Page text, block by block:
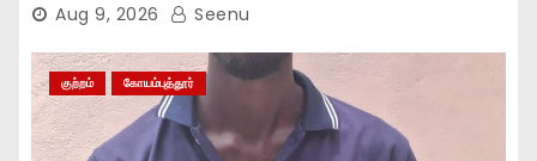
Aug 9, 2026 Seenu
குற்றம் கோயம்புத்தூர்